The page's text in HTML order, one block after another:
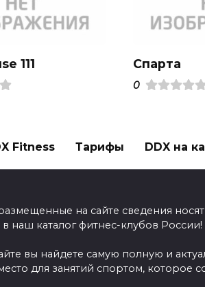
111 Спарта
0
Fitness Тарифы DDX на
на сайте сведения
в наш каталог фитнес-клубов России!
вы найдете самую полную и
для занятий спортом, которое